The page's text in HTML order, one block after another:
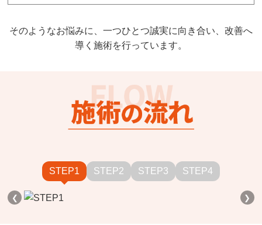
そのようなお悩みに、一つひとつ誠実に向き合い、改善へ
導く施術を行っています。
STEP1 STEP2 STEP3 STEP4
❮ ❯